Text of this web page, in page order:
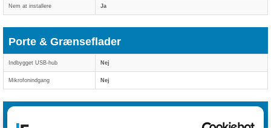
Nem at installere Ja
Porte & Grænseflader
Indbygget USB-hub Nej
Mikrofonindgang Nej